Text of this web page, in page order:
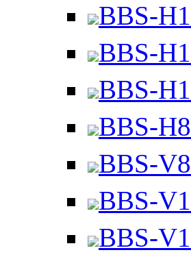
BBS-
BBS-
BBS-
BBS-
BBS-
BBS-
BBS-